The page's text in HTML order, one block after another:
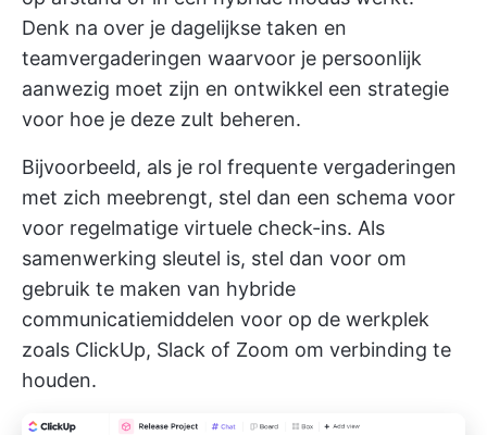
Denk na over je dagelijkse taken en
teamvergaderingen waarvoor je persoonlijk
aanwezig moet zijn en ontwikkel een strategie
voor hoe je deze zult beheren.
Bijvoorbeeld, als je rol frequente vergaderingen
met zich meebrengt, stel dan een schema voor
voor regelmatige virtuele check-ins. Als
samenwerking sleutel is, stel dan voor om
gebruik te maken van hybride
communicatiemiddelen voor op de werkplek
zoals ClickUp, Slack of Zoom om verbinding te
houden.